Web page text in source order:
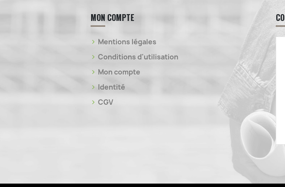
MON COMPTE
Mentions légales
Conditions d'utilisation
Mon compte
Identité
CGV